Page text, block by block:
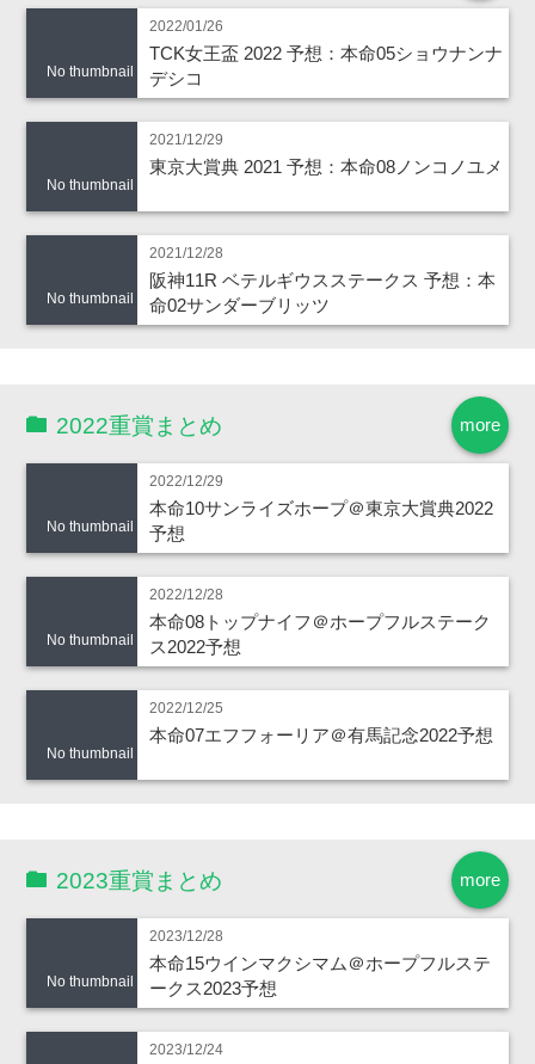
No thumbnail
2022/01/26
TCK女王盃 2022 予想：本命05ショウナンナ
デシコ
No thumbnail
2021/12/29
東京大賞典 2021 予想：本命08ノンコノユメ
No thumbnail
2021/12/28
阪神11R ベテルギウスステークス 予想：本
命02サンダーブリッツ
more
2022重賞まとめ
No thumbnail
2022/12/29
本命10サンライズホープ＠東京大賞典2022
予想
No thumbnail
2022/12/28
本命08トップナイフ＠ホープフルステーク
ス2022予想
No thumbnail
2022/12/25
本命07エフフォーリア＠有馬記念2022予想
more
2023重賞まとめ
No thumbnail
2023/12/28
本命15ウインマクシマム＠ホープフルステ
ークス2023予想
2023/12/24